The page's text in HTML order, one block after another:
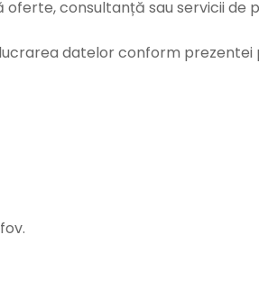
consultanță sau servicii de
datelor conform prezentei